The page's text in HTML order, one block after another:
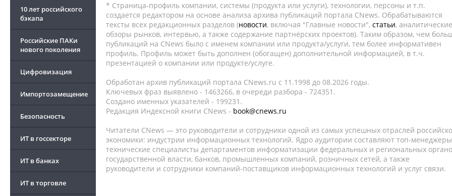
10 лет российского
бэкапа
Российские ПАКи
нового поколения
Цифровизация
Импортозамещение
Безопасность
ИТ в госсекторе
ИТ в банках
ИТ в торговле
* Страница-профиль компании, системы (продукта или услуги), технологии, персоны и т.п.
создается редактором на основе анализа архива публикаций портала CNews. Обрабатываются
тексты всех редакционных разделов (новости, включая "Главные новости", статьи, аналитические
обзоры рынков, интервью, а также содержание партнёрских проектов). Таким образом, чем
публикаций на CNews было с именем компании или продукта/услуги, тем более информативен
профиль. Профиль может быть дополнен (обогащен) дополнительной информацией, в т.ч.
презентацией о компании или продукте/услуге.
Обработан архив публикаций портала CNews.ru c 11.1998 до 08.2026 годы.
Ключевых фраз выявлено - 1463266, в очереди разбора - 724351.
Создано именных указателей - 199231.
Редакция Индексной книги CNews - book@cnews.ru
Читатели CNews — это руководители и сотрудники одной из самых успешных отраслей
экономики: индустрии информационных технологий. Ядро аудитории составляют топ-
технические специалисты департаментов информатизации федеральных и региональных
государственной власти, банков, промышленных компаний, розничных сетей, а также
руководители и сотрудники компаний-поставщиков информационных технологий и услуг связи.